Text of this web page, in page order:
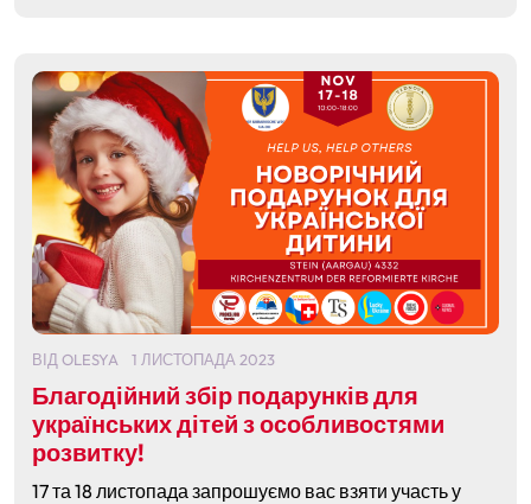
ВІД OLESYA 1 ЛИСТОПАДА 2023
Благодійний збір подарунків для
українських дітей з особливостями
розвитку!
17 та 18 листопада запрошуємо вас взяти участь у